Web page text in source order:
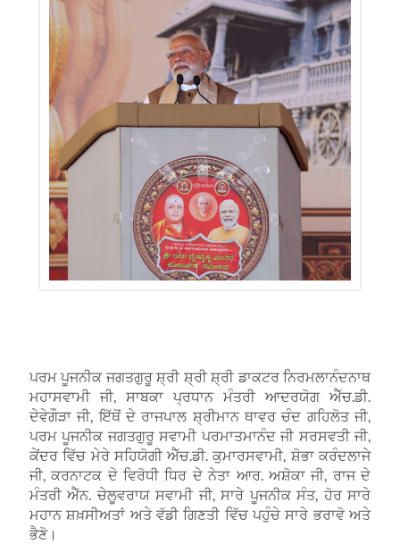
ਪਰਮ ਪੂਜਨੀਕ ਜਗਤਗੁਰੂ ਸ਼੍ਰੀ ਸ਼੍ਰੀ ਸ਼੍ਰੀ ਡਾਕਟਰ ਨਿਰਮਲਾਨੰਦਨਾਥ
ਮਹਾਸਵਾਮੀ ਜੀ, ਸਾਬਕਾ ਪ੍ਰਧਾਨ ਮੰਤਰੀ ਆਦਰਯੋਗ ਐੱਚ.ਡੀ.
ਦੇਵੇਗੌੜਾ ਜੀ, ਇੱਥੋਂ ਦੇ ਰਾਜਪਾਲ ਸ਼੍ਰੀਮਾਨ ਥਾਵਰ ਚੰਦ ਗਹਿਲੋਤ ਜੀ,
ਪਰਮ ਪੂਜਨੀਕ ਜਗਤਗੁਰੂ ਸਵਾਮੀ ਪਰਮਾਤਮਾਨੰਦ ਜੀ ਸਰਸਵਤੀ ਜੀ,
ਕੇਂਦਰ ਵਿੱਚ ਮੇਰੇ ਸਹਿਯੋਗੀ ਐੱਚ.ਡੀ. ਕੁਮਾਰਸਵਾਮੀ, ਸ਼ੋਭਾ ਕਰੰਦਲਾਜੇ
ਜੀ, ਕਰਨਾਟਕ ਦੇ ਵਿਰੋਧੀ ਧਿਰ ਦੇ ਨੇਤਾ ਆਰ. ਅਸ਼ੋਕਾ ਜੀ, ਰਾਜ ਦੇ
ਮੰਤਰੀ ਐੱਨ. ਚੇਲੂਵਰਾਯ ਸਵਾਮੀ ਜੀ, ਸਾਰੇ ਪੂਜਨੀਕ ਸੰਤ, ਹੋਰ ਸਾਰੇ
ਮਹਾਨ ਸ਼ਖ਼ਸੀਅਤਾਂ ਅਤੇ ਵੱਡੀ ਗਿਣਤੀ ਵਿੱਚ ਪਹੁੰਚੇ ਸਾਰੇ ਭਰਾਵੋ ਅਤੇ
ਭੈਣੋ।